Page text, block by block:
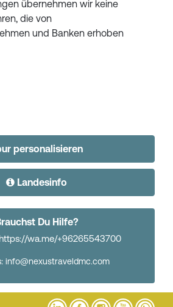
übernehmen wir keine
die von
und Banken erhoben
personalisieren
Landesinfo
Du Hilfe?
wa.me/+96265543700
info@nexustraveldmc.com